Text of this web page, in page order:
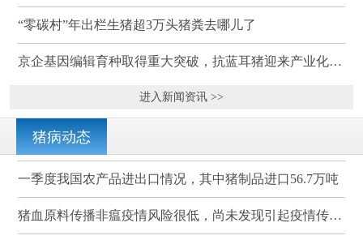
“零碳村”年出栏生猪超3万头猪粪去哪儿了
京企基因编辑育种取得重大突破，抗蓝耳猪迎来产业化临界点
进入新闻资讯 >>
猪病动态
一季度我国农产品进出口情况，其中猪制品进口56.7万吨
猪血原料传播非瘟疫情风险很低，尚未发现引起疫情传播的案例